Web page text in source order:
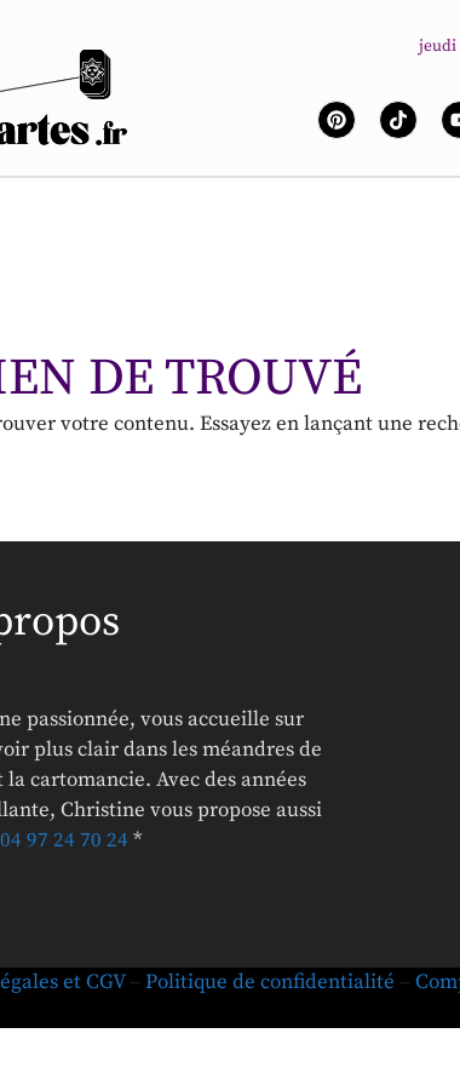
jeudi
DE TROUVÉ
votre contenu. Essayez en lançant une
passionnée, vous accueille sur
plus clair dans les méandres de
cartomancie. Avec des années
Christine vous propose aussi
04 97 24 70 24*
et CGV– Politique de confidentialité –